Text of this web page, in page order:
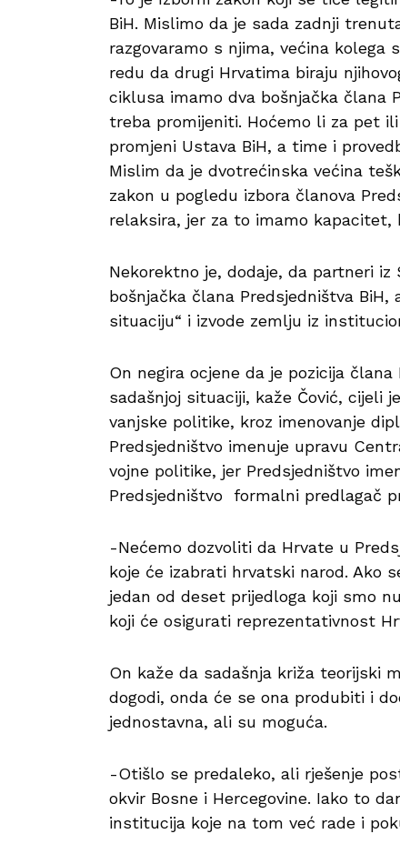
BiH. Mislimo da je sada zadnji
razgovaramo s njima, većina kolega
redu da drugi Hrvatima biraju
ciklusa imamo dva bošnjačka člana
treba promijeniti. Hoćemo li za pet
promjeni Ustava BiH, a time i
Mislim da je dvotrećinska većina
zakon u pogledu izbora članova
relaksira, jer za to imamo kapacitet,
Nekorektno je, dodaje, da partneri
bošnjačka člana Predsjedništva
situaciju“ i izvode zemlju iz
On negira ocjene da je pozicija
sadašnjoj situaciji, kaže Čović, cijeli
vanjske politike, kroz imenovanje
Predsjedništvo imenuje upravu
vojne politike, jer Predsjedništvo
Predsjedništvo formalni predlagač
-Nećemo dozvoliti da Hrvate u
koje će izabrati hrvatski narod. Ako
jedan od deset prijedloga koji smo
koji će osigurati reprezentativnost
On kaže da sadašnja križa teorijski
dogodi, onda će se ona produbiti i
jednostavna, ali su moguća.
-Otišlo se predaleko, ali rješenje
okvir Bosne i Hercegovine. Iako to
institucija koje na tom već rade i